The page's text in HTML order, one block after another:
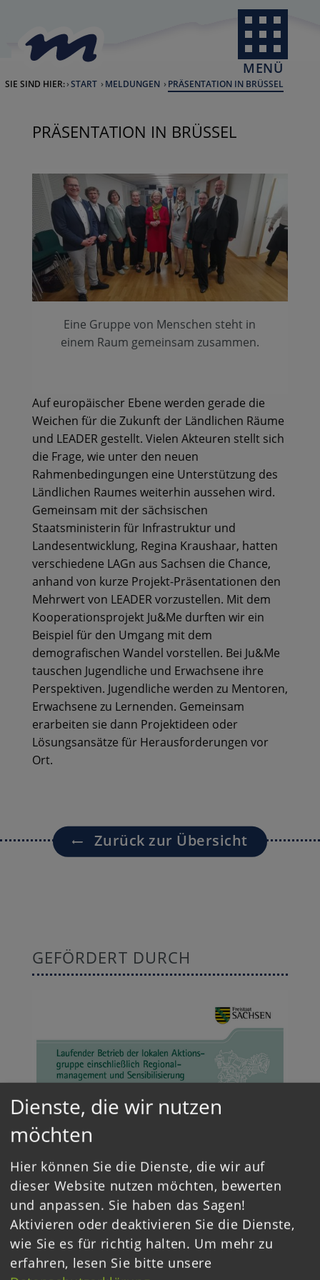
back to home
MENÜ
SIE SIND HIER: START MELDUNGEN CURRENT:
PRÄSENTATION IN BRÜSSEL
PRÄSENTATION IN BRÜSSEL
Eine Gruppe von Menschen steht in
einem Raum gemeinsam zusammen.
Auf europäischer Ebene werden gerade die
Weichen für die Zukunft der Ländlichen Räume
und LEADER gestellt. Vielen Akteuren stellt sich
die Frage, wie unter den neuen
Rahmenbedingungen eine Unterstützung des
Ländlichen Raumes weiterhin aussehen wird.
Gemeinsam mit der sächsischen
Staatsministerin für Infrastruktur und
Landesentwicklung, Regina Kraushaar, hatten
verschiedene LAGn aus Sachsen die Chance,
anhand von kurze Projekt-Präsentationen den
Mehrwert von LEADER vorzustellen. Mit dem
Kooperationsprojekt Ju&Me durften wir ein
Beispiel für den Umgang mit dem
demografischen Wandel vorstellen. Bei Ju&Me
tauschen Jugendliche und Erwachsene ihre
Perspektiven. Jugendliche werden zu Mentoren,
Erwachsene zu Lernenden. Gemeinsam
erarbeiten sie dann Projektideen oder
Lösungsansätze für Herausforderungen vor
Ort.
Zurück zur Übersicht
GEFÖRDERT DURCH
Login
Dienste, die wir nutzen
möchten
Hier können Sie die Dienste, die wir auf
dieser Website nutzen möchten, bewerten
und anpassen. Sie haben das Sagen!
Aktivieren oder deaktivieren Sie die Dienste,
wie Sie es für richtig halten. Um mehr zu
erfahren, lesen Sie bitte unsere